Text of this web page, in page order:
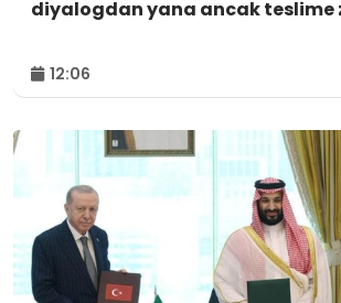
diyalogdan yana ancak teslime
12:06